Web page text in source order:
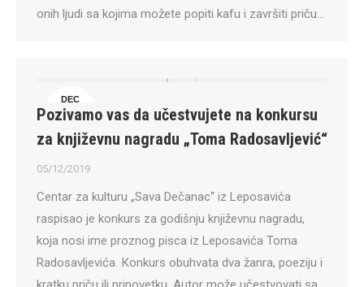
onih ljudi sa kojima možete popiti kafu i završiti priču…
DEC
5
Pozivamo vas da učestvujete na konkursu
za književnu nagradu „Toma Radosavljević“
05/12/2019
Centar za kulturu „Sava Dečanac“ iz Leposavića
raspisao je konkurs za godišnju književnu nagradu,
koja nosi ime proznog pisca iz Leposavića Toma
Radosavljevića. Кonkurs obuhvata dva žanra, poeziju i